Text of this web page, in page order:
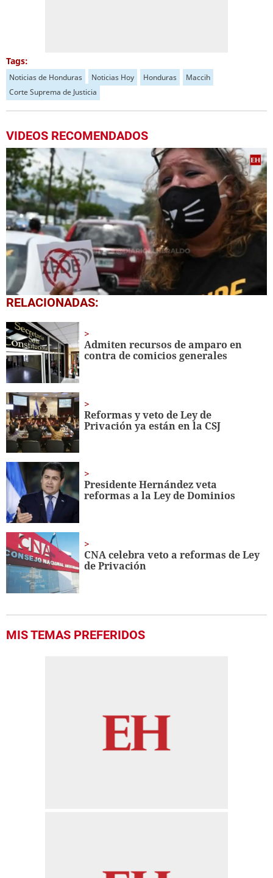
Tags:
Noticias de Honduras Noticias Hoy Honduras
Maccih
Corte Suprema de Justicia
VIDEOS RECOMENDADOS
0
seconds
2
minutes,
35
seconds
RELACIONADAS:
Admiten recursos de amparo en
contra de comicios generales
Reformas y veto de Ley de
Privación ya están en la CSJ
Presidente Hernández veta
reformas a la Ley de Dominios
CNA celebra veto a reformas de Ley
de Privación
MIS TEMAS PREFERIDOS